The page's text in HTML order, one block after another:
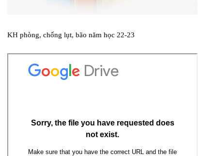
KH phòng, chống lụt, bão năm học 22-23